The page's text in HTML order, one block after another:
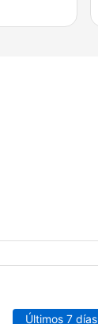
Últimos 7 días